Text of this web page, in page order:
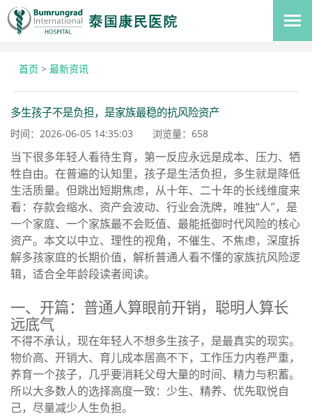
首页 > 最新资讯
多生孩子不是负担，是家族最稳的抗风险资产
时间：2026-06-05 14:35:03 浏览量： 658
当下很多年轻人看待生育，第一反应永远是成本、压力、牺
牲自由。在普遍的认知里，孩子是生活负担，多生就是降低
生活质量。但跳出短期焦虑，从十年、二十年的长线维度来
看：存款会缩水、资产会波动、行业会洗牌，唯独“人”，是
一个家庭、一个家族最不会贬值、最能抵御时代风险的核心
资产。本文以中立、理性的视角，不催生、不焦虑，深度拆
解多孩家庭的长期价值，解析普通人看不懂的家族抗风险逻
辑，适合全年龄段读者阅读。
一、开篇：普通人算眼前开销，聪明人算长
远底气
不得不承认，现在年轻人不想多生孩子，是最真实的现实。
物价高、开销大、育儿成本居高不下，工作压力内卷严重，
养育一个孩子，几乎要消耗父母大量的时间、精力与积蓄。
所以大多数人的选择高度一致：少生、精养、优先取悦自
己，尽量减少人生负担。